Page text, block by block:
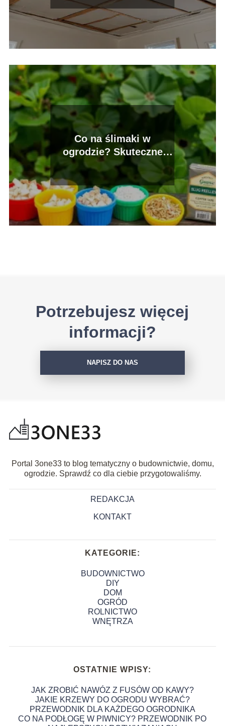
Co na ślimaki w
ogrodzie? Skuteczne
metody walki z
szkodnikami
Potrzebujesz więcej
informacji?
NAPISZ DO NAS
Portal 3one33 to blog tematyczny o budownictwie, domu,
ogrodzie. Sprawdź co dla ciebie przygotowaliśmy.
REDAKCJA
KONTAKT
KATEGORIE:
BUDOWNICTWO
DIY
DOM
OGRÓD
ROLNICTWO
WNĘTRZA
OSTATNIE WPISY:
JAK ZROBIĆ NAWÓZ Z FUSÓW OD KAWY?
JAKIE KRZEWY DO OGRODU WYBRAĆ?
PRZEWODNIK DLA KAŻDEGO OGRODNIKA
CO NA PODŁOGĘ W PIWNICY? PRZEWODNIK PO